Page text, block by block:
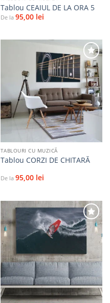
Tablou CEAIUL DE LA ORA 5
De la 95,00 lei
Adaugă
la
favorite
TABLOURI CU MUZICĂ
Tablou CORZI DE CHITARĂ
De la 95,00 lei
favorite